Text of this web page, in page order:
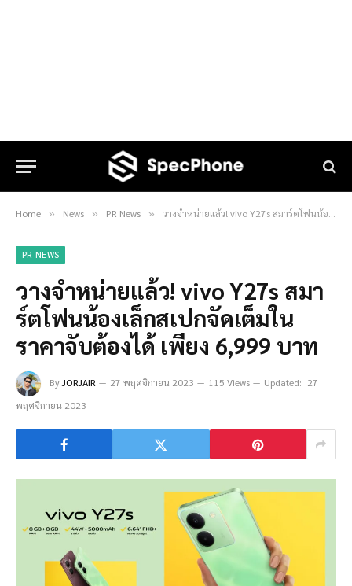
Home » News » PR News » วางจำหน่ายแล้ว! vivo Y27s สมาร์ตโฟนน้องเล็กสเปกจัดเต็มในราคาจับต้องได้ เพียง 6,999 บาท
PR NEWS
วางจำหน่ายแล้ว! vivo Y27s สมา
ร์ตโฟนน้องเล็กสเปกจัดเต็มใน
ราคาจับต้องได้ เพียง 6,999 บาท
ByJORJAIR 27 พฤศจิกายน 2023 115 Views Updated: 27
พฤศจิกายน 2023